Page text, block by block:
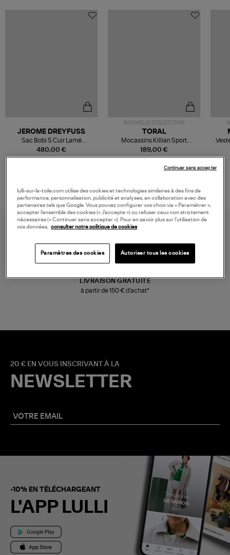
480,00 €
JEROME DREYFUSS
Sac Bobi S Cuir Lamé
Champagne
NOUVELLE COLLECTION
189,00 €
TORAL
Mocassins Killian Sport
Mousse
LIVRAISON GRATUITE
à partir de 150 € d'achat*
20 € EN VOUS INSCRIVANT À LA
NEWSLETTER
-10% EN TÉLÉCHARGEANT
L'APP LULLI
lulli-sur-la-toile.com utilise des cookies et technologies similaires à des fins de
performance, personnalisation, publicité et analyses, en collaboration avec des
partenaires tels que Google. Vous pouvez configurer vos choix via « Paramétrer »,
accepter l’ensemble des cookies (« J’accepte ») ou refuser ceux non strictement
nécessaires (« Continuer sans accepter »). Pour en savoir plus sur l’utilisation de
vos données, consulter notre politique de cookies
Paramètres des cookies Autoriser tous les cookies
Continuer sans accepter